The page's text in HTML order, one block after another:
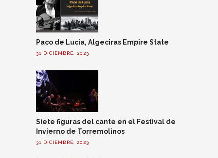
Paco de Lucía, Algeciras Empire State
31 DICIEMBRE, 2023
Siete figuras del cante en el Festival de
Invierno de Torremolinos
31 DICIEMBRE, 2023